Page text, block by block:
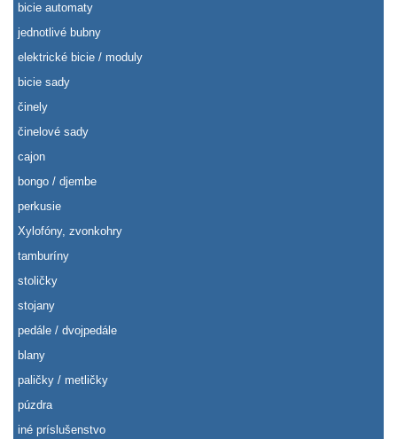
bicie automaty
jednotlivé bubny
elektrické bicie / moduly
bicie sady
činely
činelové sady
cajon
bongo / djembe
perkusie
Xylofóny, zvonkohry
tamburíny
stoličky
stojany
pedále / dvojpedále
blany
paličky / metličky
púzdra
iné príslušenstvo